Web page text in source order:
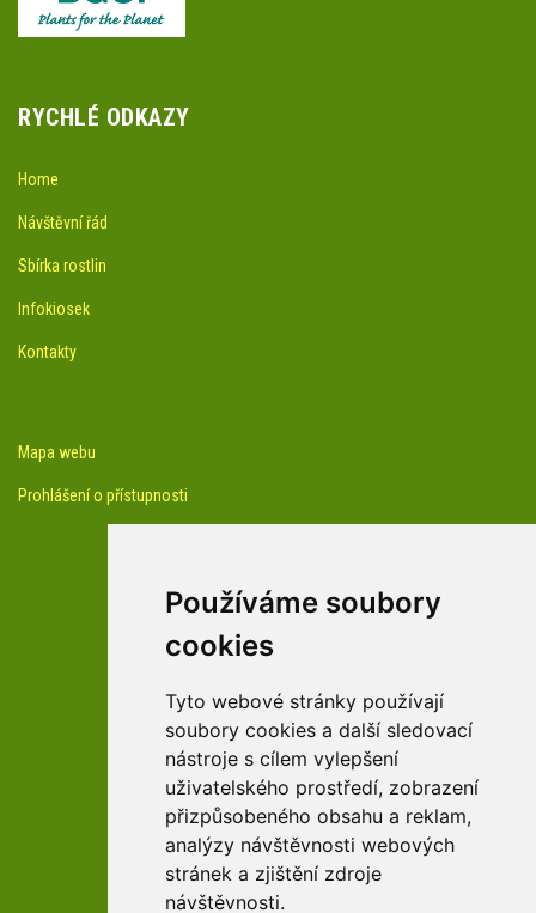
Používáme soubory
cookies
Tyto webové stránky používají
soubory cookies a další sledovací
nástroje s cílem vylepšení
uživatelského prostředí, zobrazení
přizpůsobeného obsahu a reklam,
analýzy návštěvnosti webových
stránek a zjištění zdroje
návštěvnosti.
RYCHLÉ ODKAZY
Home
Návštěvní řád
Sbírka rostlin
Infokiosek
Kontakty
Mapa webu
Prohlášení o přístupnosti
Youtube kanál arboreta